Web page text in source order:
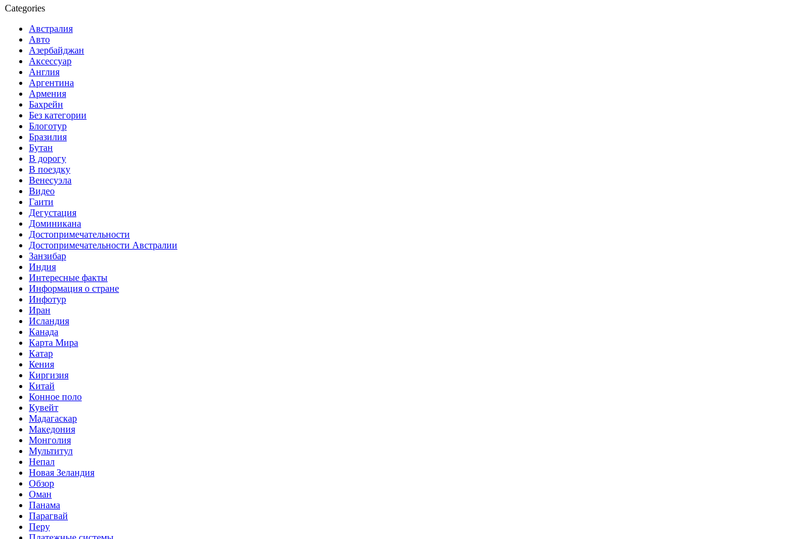
Categories
Австралия
Авто
Азербайджан
Аксессуар
Англия
Аргентина
Армения
Бахрейн
Без категории
Блоготур
Бразилия
Бутан
В дорогу
В поездку
Венесуэла
Видео
Гаити
Дегустация
Доминикана
Достопримечательности
Достопримечательности Австралии
Занзибар
Индия
Интересные факты
Информация о стране
Инфотур
Иран
Исландия
Канада
Карта Мира
Катар
Кения
Киргизия
Китай
Конное поло
Кувейт
Мадагаскар
Македония
Монголия
Мультитул
Непал
Новая Зеландия
Обзор
Оман
Панама
Парагвай
Перу